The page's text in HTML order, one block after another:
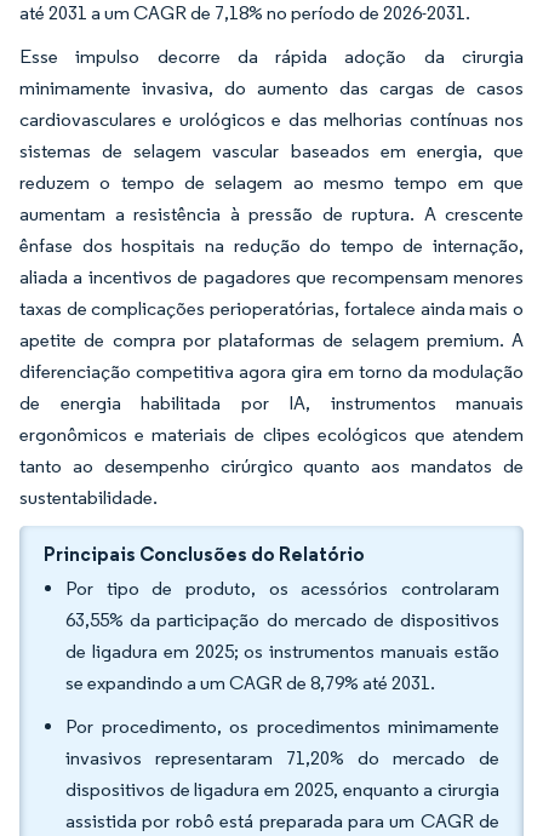
até 2031 a um CAGR de 7,18% no período de 2026-2031.
Esse impulso decorre da rápida adoção da cirurgia
minimamente invasiva, do aumento das cargas de casos
cardiovasculares e urológicos e das melhorias contínuas nos
sistemas de selagem vascular baseados em energia, que
reduzem o tempo de selagem ao mesmo tempo em que
aumentam a resistência à pressão de ruptura. A crescente
ênfase dos hospitais na redução do tempo de internação,
aliada a incentivos de pagadores que recompensam menores
taxas de complicações perioperatórias, fortalece ainda mais o
apetite de compra por plataformas de selagem premium. A
diferenciação competitiva agora gira em torno da modulação
de energia habilitada por IA, instrumentos manuais
ergonômicos e materiais de clipes ecológicos que atendem
tanto ao desempenho cirúrgico quanto aos mandatos de
sustentabilidade.
Principais Conclusões do Relatório
Por tipo de produto, os acessórios controlaram
63,55% da participação do mercado de dispositivos
de ligadura em 2025; os instrumentos manuais estão
se expandindo a um CAGR de 8,79% até 2031.
Por procedimento, os procedimentos minimamente
invasivos representaram 71,20% do mercado de
dispositivos de ligadura em 2025, enquanto a cirurgia
assistida por robô está preparada para um CAGR de